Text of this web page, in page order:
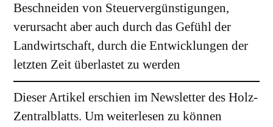
Beschneiden von Steuervergünstigungen,
verursacht aber auch durch das Gefühl der
Landwirtschaft, durch die Entwicklungen der
letzten Zeit überlastet zu werden
Dieser Artikel erschien im Newsletter des Holz-
Zentralblatts. Um weiterlesen zu können